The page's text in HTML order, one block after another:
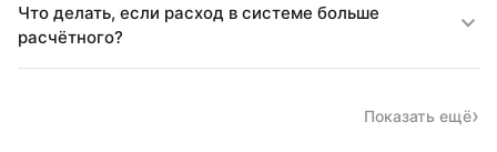
Что делать, если расход в системе больше
расчётного?
Показать ещё